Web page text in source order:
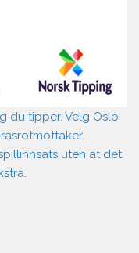
du tipper. Velg Oslo
uten at det